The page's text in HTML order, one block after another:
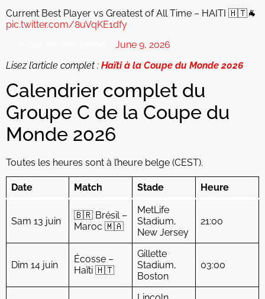
Current Best Player vs Greatest of All Time – HAITI 🇭🇹🐐
pic.twitter.com/8uVqKE1dfy
June 9, 2026
Lisez l’article complet : Haïti à la Coupe du Monde 2026
Calendrier complet du
Groupe C de la Coupe du
Monde 2026
Toutes les heures sont à l’heure belge (CEST).
Date Match Stade Heure
Sam 13 juin
🇧🇷 Brésil –
Maroc 🇲🇦
MetLife
Stadium,
New Jersey
21:00
Dim 14 juin
Écosse –
Haïti 🇭🇹
Gillette
Stadium,
Boston
03:00